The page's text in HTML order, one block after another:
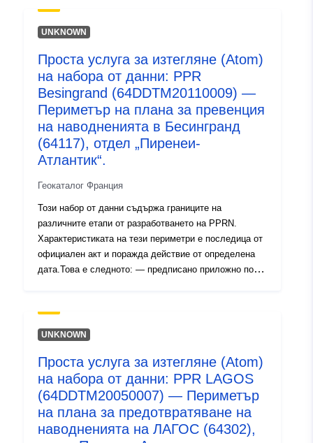
4a87-a012-7217c8db93bf
Тип:
Ресурси:
http://inspire.ec.europa.eu/
codelist/ResourceType/services
UNKNOWN
Проста услуга за изтегляне (Atom)
на набора от данни: PPR
Besingrand (64DDTM20110009) —
Периметър на плана за превенция
на наводненията в Бесингранд
(64117), отдел „Пиренеи-
Атлантик“.
Геокаталог Франция
Този набор от данни съдържа границите на
различните етапи от разработването на PPRN.
Характеристиката на тези периметри е последица от
официален акт и поражда действие от определена
дата.Това е следното: — предписано приложно поле,
рисковата експозиция, който съответства на обхвата,
регулиран от одобрената RPP. Този одобрен
PPRN и PM3 за PPRT); — обхват на проучването,
който съответства на плика, в който са проучени
опасностите. Таблица на периметрите, установени по
време на проучването на ЧДПЖ. Тази таблица
съдържа като минимум предписаните периметри за
RPP в предписаното състояние и предписаните и
UNKNOWN
Проста услуга за изтегляне (Atom)
на набора от данни: PPR LAGOS
(64DDTM20050007) — Периметър
на плана за предотвратяване на
наводненията на ЛАГОС (64302),